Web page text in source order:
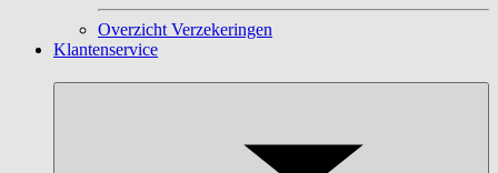
Overzicht Verzekeringen
Klantenservice